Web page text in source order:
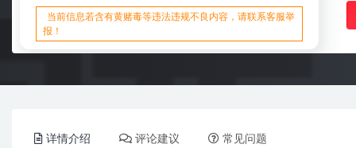
当前信息若含有黄赌毒等违法违规不良内容，请联系客服举
报！
详情介绍 评论建议 常见问题